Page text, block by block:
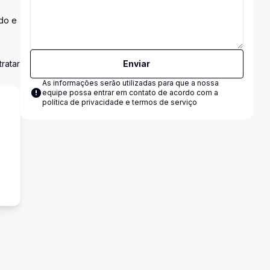
e
Enviar
As informações serão utilizadas para que a nossa
equipe possa entrar em contato de acordo com a
política de privacidade e termos de serviço